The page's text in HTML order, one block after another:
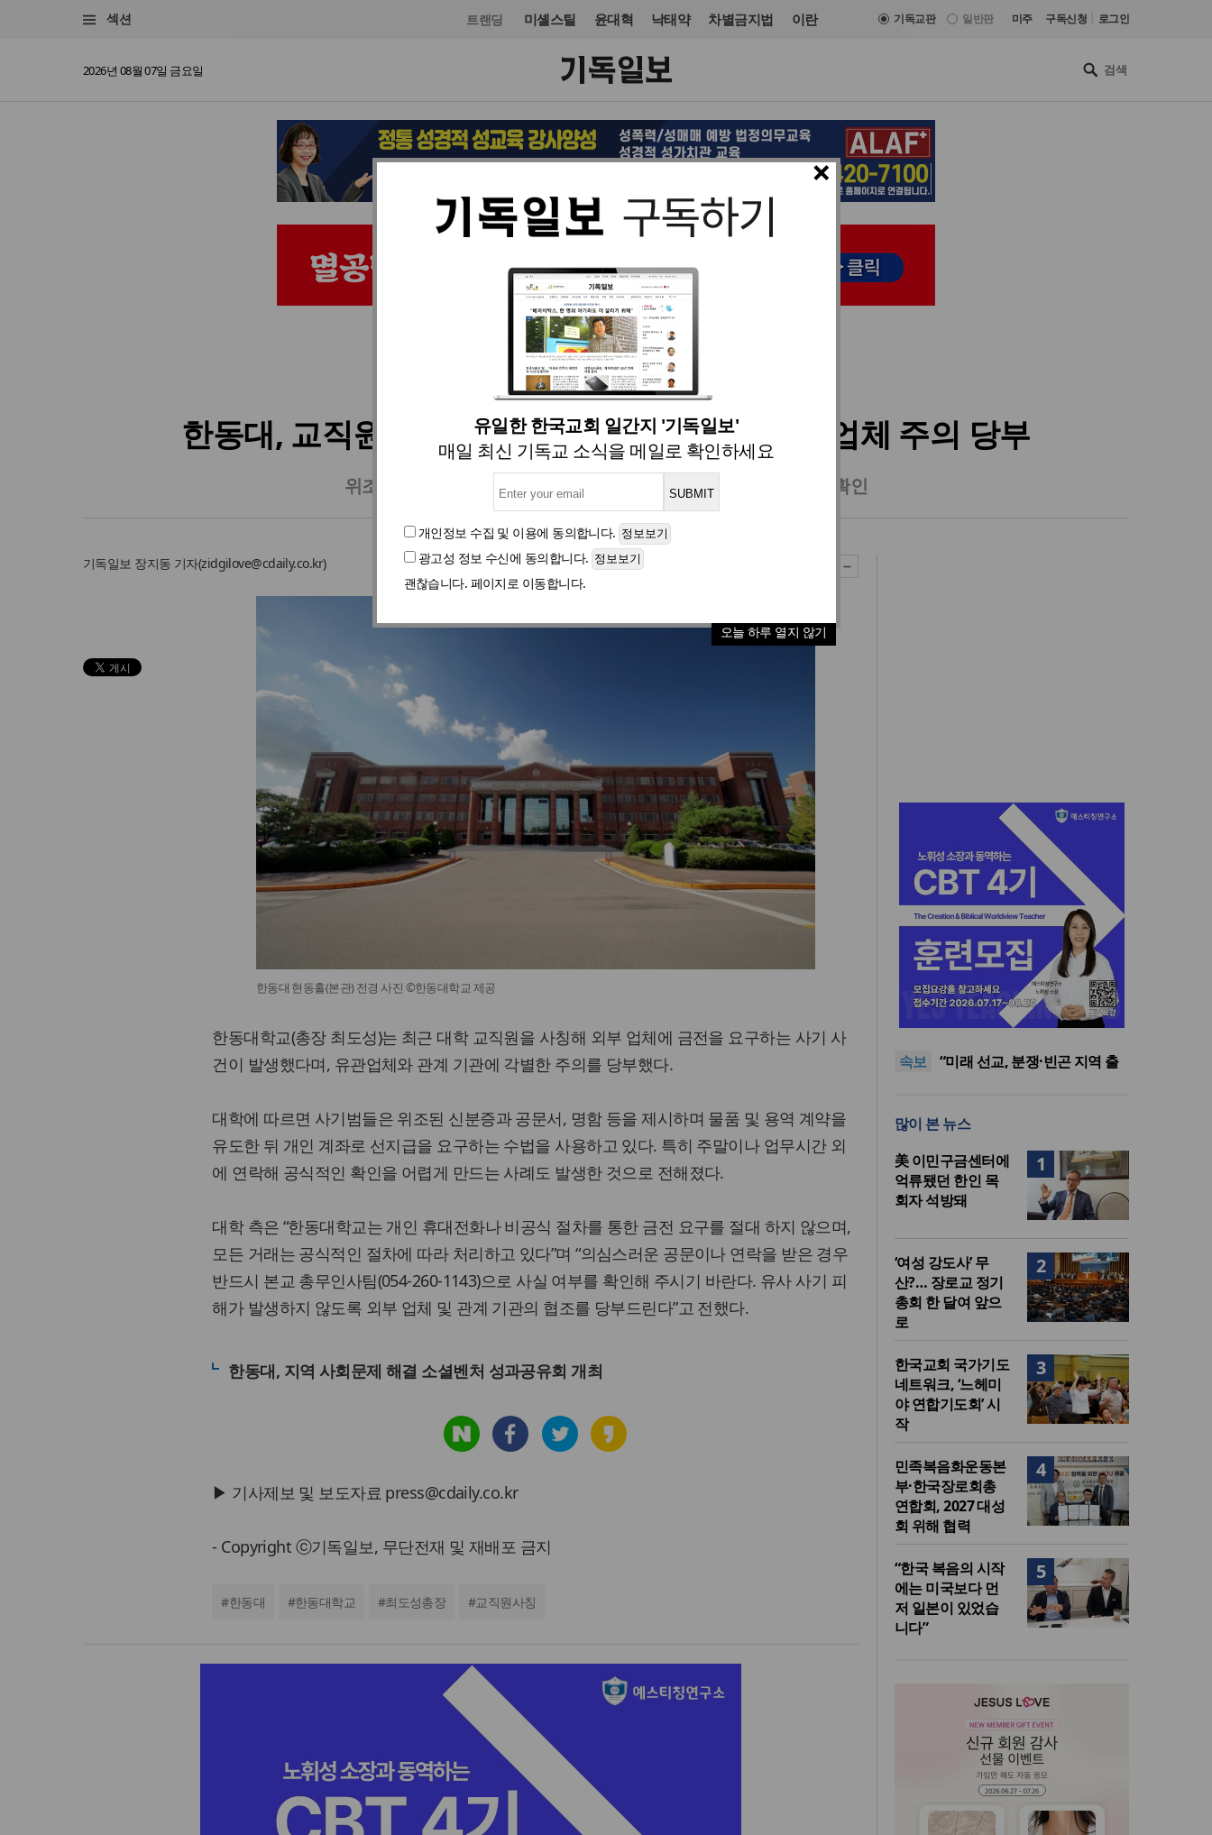
섹션 트랜딩 미셸스틸 윤대혁 낙태약 차별금지법 이란 기독교판 일반판 미주 구독신청 로그인
2026년 08월 07일 금요일
×
유일한 한국교회 일간지 '기독일보'
매일 최신 기독교 소식을 메일로 확인하세요
개인정보 수집 및 이용에 동의합니다.
광고성 정보 수신에 동의합니다.
괜찮습니다. 페이지로 이동합니다.
오늘 하루 열지 않기
목회·신학 신학 입력 2026. 01. 08 19:31
한동대, 교직원 사칭 금전 요구 사기 발생… 유관업체 주의 당부
위조 신분증·공문서 이용 계약 유도, 개인 계좌 선지급 요구 사례 확인
기독일보 장지동 기자(zidgilove@cdaily.co.kr)
한동대 현동홀(본관) 전경 사진 ©한동대학교 제공
한동대학교(총장 최도성)는 최근 대학 교직원을 사칭해 외부 업체에 금전을 요구하는 사기 사
건이 발생했다며, 유관업체와 관계 기관에 각별한 주의를 당부했다.
대학에 따르면 사기범들은 위조된 신분증과 공문서, 명함 등을 제시하며 물품 및 용역 계약을
유도한 뒤 개인 계좌로 선지급을 요구하는 수법을 사용하고 있다. 특히 주말이나 업무시간 외
에 연락해 공식적인 확인을 어렵게 만드는 사례도 발생한 것으로 전해졌다.
대학 측은 “한동대학교는 개인 휴대전화나 비공식 절차를 통한 금전 요구를 절대 하지 않으며,
모든 거래는 공식적인 절차에 따라 처리하고 있다”며 “의심스러운 공문이나 연락을 받은 경우
반드시 본교 총무인사팀(054-260-1143)으로 사실 여부를 확인해 주시기 바란다. 유사 사기 피
해가 발생하지 않도록 외부 업체 및 관계 기관의 협조를 당부드린다”고 전했다.
한동대, 지역 사회문제 해결 소셜벤처 성과공유회 개최
▶ 기사제보 및 보도자료 press@cdaily.co.kr
- Copyright ⓒ기독일보, 무단전재 및 재배포 금지
#한동대 #한동대학교 #최도성총장 #교직원사칭
속보
[최원호 목사의 영혼의 양식 63]
말씀은 같은데 왜 열매는 다를
美 이민구금센터에 억류됐던
“미사일 속에서도 복음은 전해
“미래 선교, 분쟁·빈곤 지역 출
발
말씀은 같은데 왜 열매는 다를
美 이민구금센터에 억류됐던
한인 목회자 석방돼
많이 본 뉴스
1
美 이민구금센터에
억류됐던 한인 목
회자 석방돼
2
‘여성 강도사’ 무
산?… 장로교 정기
총회 한 달여 앞으
로
3
한국교회 국가기도
네트워크, ‘느헤미
야 연합기도회’ 시
작
4
민족복음화운동본
부·한국장로회총
연합회, 2027 대성
회 위해 협력
5
“한국 복음의 시작
에는 미국보다 먼
저 일본이 있었습
니다”